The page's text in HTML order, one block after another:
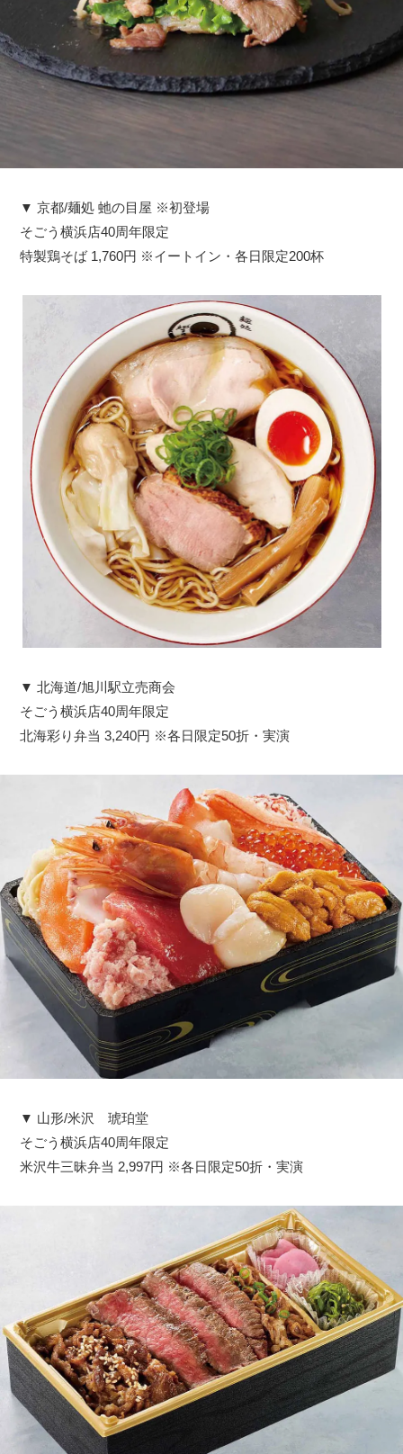
▼ 京都/麺処 虵の目屋 ※初登場
そごう横浜店40周年限定
特製鶏そば 1,760円 ※イートイン・各日限定200杯
▼ 北海道/旭川駅立売商会
そごう横浜店40周年限定
北海彩り弁当 3,240円 ※各日限定50折・実演
▼ 山形/米沢 琥珀堂
そごう横浜店40周年限定
米沢牛三昧弁当 2,997円 ※各日限定50折・実演